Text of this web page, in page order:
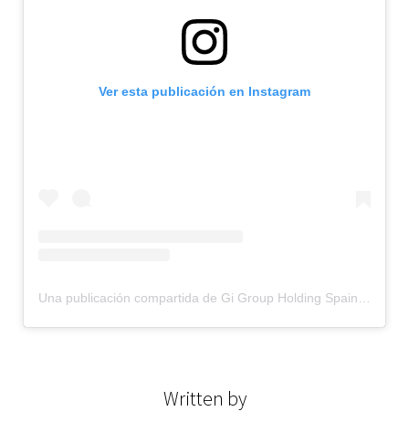
Ver esta publicación en Instagram
Written by